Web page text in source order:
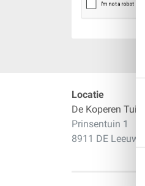
Locatie
De Koperen Tuin
Prinsentuin 1
8911 DE